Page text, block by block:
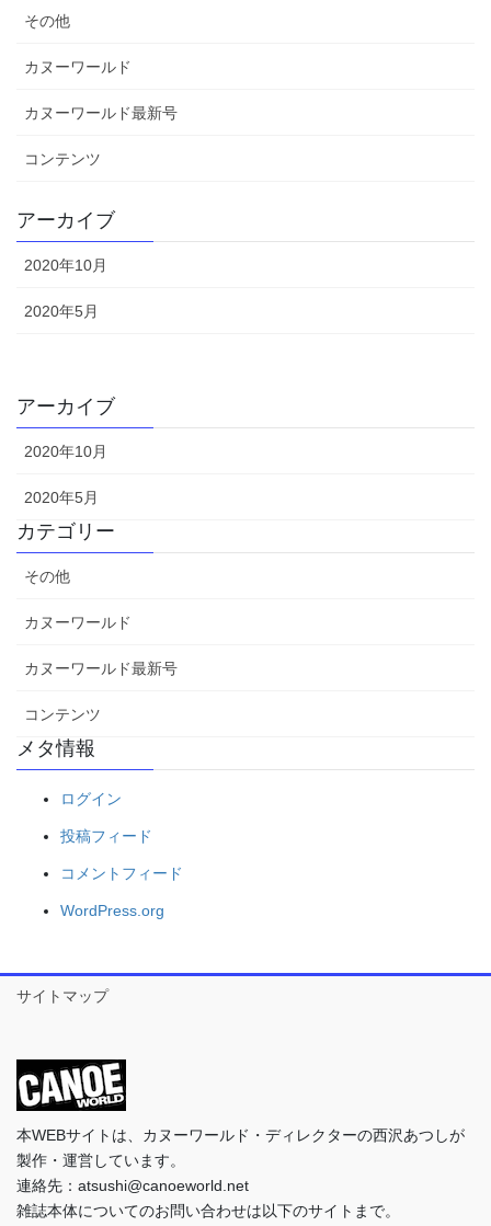
その他
カヌーワールド
カヌーワールド最新号
コンテンツ
アーカイブ
2020年10月
2020年5月
アーカイブ
2020年10月
2020年5月
カテゴリー
その他
カヌーワールド
カヌーワールド最新号
コンテンツ
メタ情報
ログイン
投稿フィード
コメントフィード
WordPress.org
サイトマップ
本WEBサイトは、カヌーワールド・ディレクターの西沢あつしが
製作・運営しています。
連絡先：atsushi@canoeworld.net
雑誌本体についてのお問い合わせは以下のサイトまで。